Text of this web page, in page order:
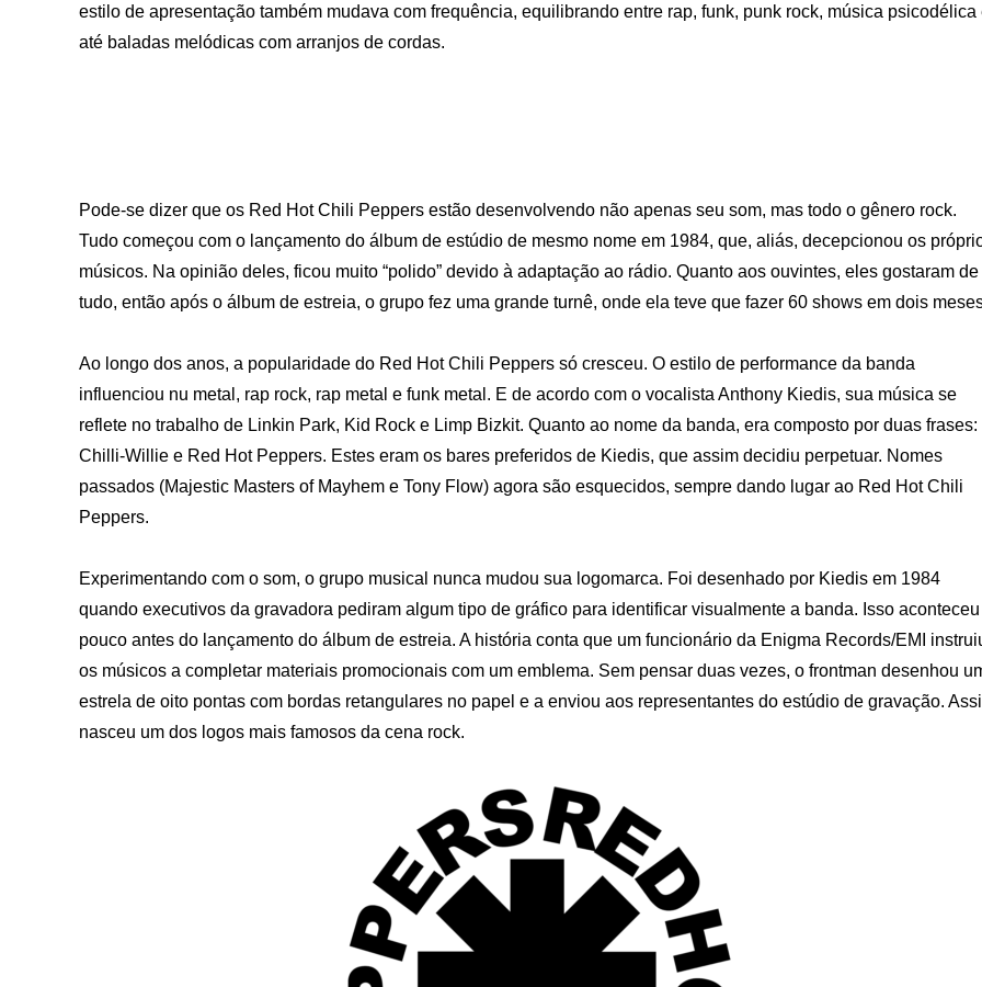
estilo de apresentação também mudava com frequência, equilibrando entre rap, funk, punk rock, música psicodélica
até baladas melódicas com arranjos de cordas.
Pode-se dizer que os Red Hot Chili Peppers estão desenvolvendo não apenas seu som, mas todo o gênero rock.
Tudo começou com o lançamento do álbum de estúdio de mesmo nome em 1984, que, aliás, decepcionou os
músicos. Na opinião deles, ficou muito “polido” devido à adaptação ao rádio. Quanto aos ouvintes, eles gostaram de
tudo, então após o álbum de estreia, o grupo fez uma grande turnê, onde ela teve que fazer 60 shows em dois
Ao longo dos anos, a popularidade do Red Hot Chili Peppers só cresceu. O estilo de performance da banda
influenciou nu metal, rap rock, rap metal e funk metal. E de acordo com o vocalista Anthony Kiedis, sua música se
reflete no trabalho de Linkin Park, Kid Rock e Limp Bizkit. Quanto ao nome da banda, era composto por duas frases:
Chilli-Willie e Red Hot Peppers. Estes eram os bares preferidos de Kiedis, que assim decidiu perpetuar. Nomes
passados ​​(Majestic Masters of Mayhem e Tony Flow) agora são esquecidos, sempre dando lugar ao Red Hot Chili
Peppers.
Experimentando com o som, o grupo musical nunca mudou sua logomarca. Foi desenhado por Kiedis em 1984
quando executivos da gravadora pediram algum tipo de gráfico para identificar visualmente a banda. Isso aconteceu
pouco antes do lançamento do álbum de estreia. A história conta que um funcionário da Enigma Records/EMI
os músicos a completar materiais promocionais com um emblema. Sem pensar duas vezes, o frontman desenhou
estrela de oito pontas com bordas retangulares no papel e a enviou aos representantes do estúdio de gravação.
nasceu um dos logos mais famosos da cena rock.